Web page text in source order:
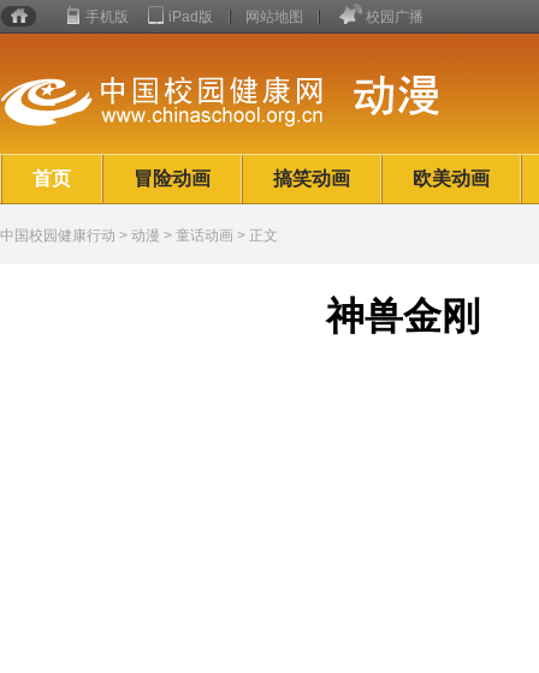
行动
手机版 iPad版 网站地图 校园广播
首页 冒险动画 搞笑动画 欧美动画
中国校园健康行动 > 动漫 > 童话动画 > 正文
神兽金刚